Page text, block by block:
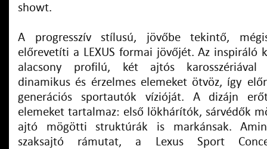
showt.
A progresszív stílusú, jövőbe tekintő,
előrevetíti a LEXUS formai jövőjét. Az inspiráló
alacsony profilú, két ajtós karosszériával
dinamikus és érzelmes elemeket ötvöz, így
generációs sportautók vízióját. A dizájn
elemeket tartalmaz: első lökhárítók, sárvédők
ajtó mögötti struktúrák is markánsak.
szaksajtó rámutat, a Lexus Sport